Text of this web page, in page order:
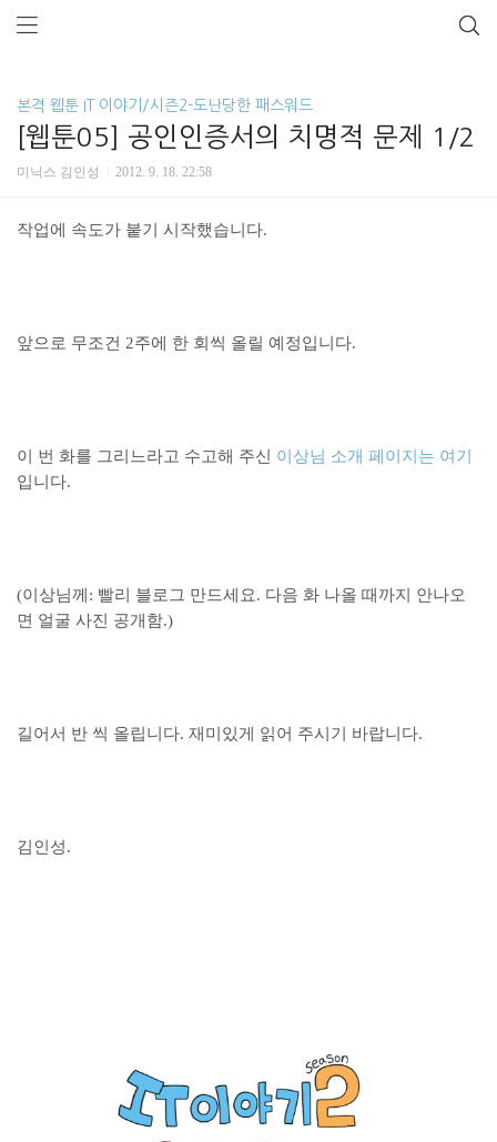
본격 웹툰 IT 이야기/시즌2-도난당한 패스워드
[웹툰05] 공인인증서의 치명적 문제 1/2
미닉스 김인성 2012. 9. 18. 22:58
작업에 속도가 붙기 시작했습니다.
앞으로 무조건 2주에 한 회씩 올릴 예정입니다.
이 번 화를 그리느라고 수고해 주신
이상님 소개 페이지는 여기
입니다.
(이상님께: 빨리 블로그 만드세요. 다음 화 나올 때까지 안나오
면 얼굴 사진 공개함.)
길어서 반 씩 올립니다. 재미있게 읽어 주시기 바랍니다.
김인성.